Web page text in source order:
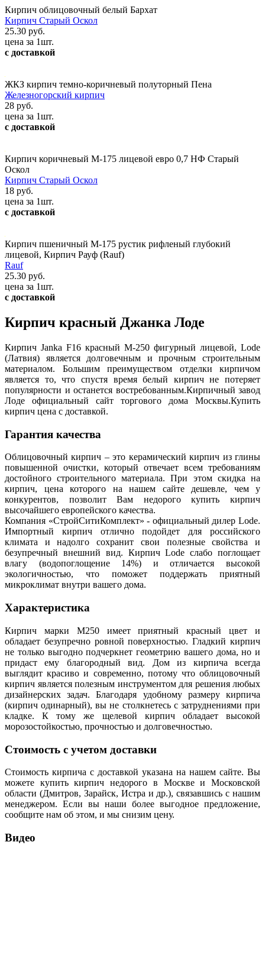
Кирпич облицовочный белый Бархат
Кирпич Старый Оскол
25.30 руб.
цена за 1шт.
с доставкой
ЖКЗ кирпич темно-коричневый полуторный Пена
Железногорский кирпич
28 руб.
цена за 1шт.
с доставкой
Кирпич коричневый М-175 лицевой евро 0,7 НФ Старый
Оскол
Кирпич Старый Оскол
18 руб.
цена за 1шт.
с доставкой
Кирпич пшеничный М-175 рустик рифленый глубокий
лицевой, Кирпич Рауф (Rauf)
Rauf
25.30 руб.
цена за 1шт.
с доставкой
Кирпич красный Джанка Лоде
Кирпич Janka F16 красный М-250 фигурный лицевой, Lode
(Латвия) является долговечным и прочным строительным
материалом. Большим преимуществом отделки кирпичом
является то, что спустя время белый кирпич не потеряет
популярности и останется востребованным.Кирпичный завод
Лоде официальный сайт торгового дома Москвы.Купить
кирпич цена с доставкой.
Гарантия качества
Облицовочный кирпич – это керамический кирпич из глины
повышенной очистки, который отвечает всем требованиям
достойного строительного материала. При этом скидка на
кирпич, цена которого на нашем сайте дешевле, чем у
конкурентов, позволит Вам недорого купить кирпич
высочайшего европейского качества.
Компания «СтройСитиКомплект» - официальный дилер Lode.
Импортный кирпич отлично подойдет для российского
климата и надолго сохранит свои полезные свойства и
безупречный внешний вид. Кирпич Lode слабо поглощает
влагу (водопоглощение 14%) и отличается высокой
экологичностью, что поможет поддержать приятный
микроклимат внутри вашего дома.
Характеристика
Кирпич марки М250 имеет приятный красный цвет и
обладает безупречно ровной поверхностью. Гладкий кирпич
не только выгодно подчеркнет геометрию вашего дома, но и
придаст ему благородный вид. Дом из кирпича всегда
выглядит красиво и современно, потому что облицовочный
кирпич является полезным инструментом для решения любых
дизайнерских задач. Благодаря удобному размеру кирпича
(кирпич одинарный), вы не столкнетесь с затруднениями при
кладке. К тому же щелевой кирпич обладает высокой
морозостойкостью, прочностью и долговечностью.
Стоимость с учетом доставки
Стоимость кирпича с доставкой указана на нашем сайте. Вы
можете купить кирпич недорого в Москве и Московской
области (Дмитров, Зарайск, Истра и др.), связавшись с нашим
менеджером. Если вы наши более выгодное предложение,
сообщите нам об этом, и мы снизим цену.
Видео